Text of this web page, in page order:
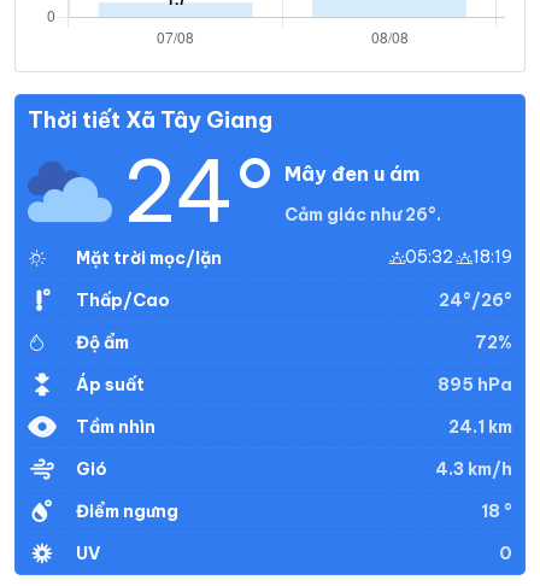
Thời tiết Xã Tây Giang
24° Mây đen u ám
Cảm giác như 26°.
Mặt trời mọc/lặn
05:32 18:19
Thấp/Cao
24°/26°
Độ ẩm
72%
Áp suất
895 hPa
Tầm nhìn
24.1 km
Gió
4.3 km/h
Điểm ngưng
18 °
UV
0